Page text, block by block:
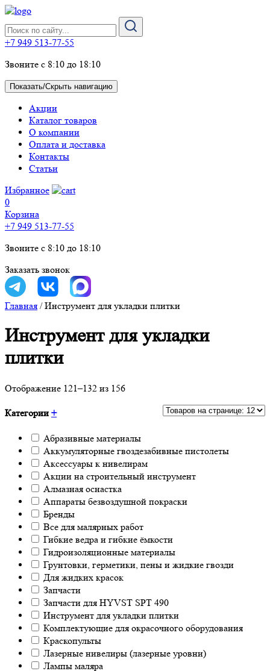
+7 949 513-77-55
Звоните с 8:10 до 18:10
Показать/Скрыть навигацию
Акции
Каталог товаров
О компании
Оплата и доставка
Контакты
Статьи
Избранное
0
Корзина
+7 949 513-77-55
Звоните с 8:10 до 18:10
Заказать звонок
Главная /Инструмент для укладки плитки
Инструмент для укладки
плитки
Отображение 121–132 из 156
Категории +
Абразивные материалы
Аккумуляторные гвоздезабивные пистолеты
Аксессуары к нивелирам
Акции на строительный инструмент
Алмазная оснастка
Аппараты безвоздушной покраски
Бренды
Все для малярных работ
Гибкие ведра и гибкие ёмкости
Гидроизоляционные материалы
Грунтовки, герметики, пены и жидкие гвозди
Для жидких красок
Запчасти
Запчасти для HYVST SPT 490
Инструмент для укладки плитки
Комплектующие для окрасочного оборудования
Краскопульты
Лазерные нивелиры (лазерные уровни)
Лампы маляра